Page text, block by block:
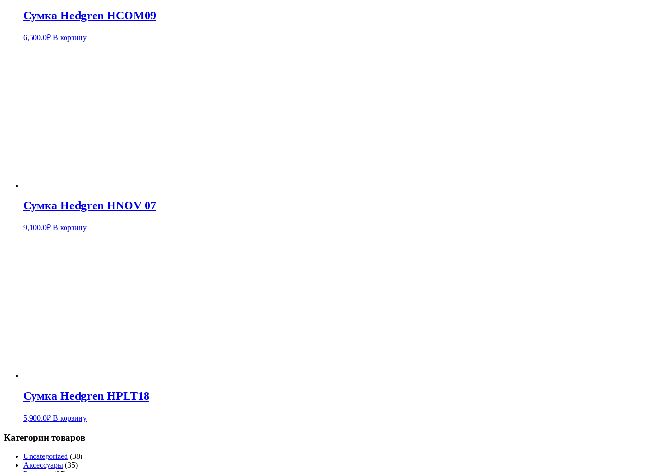
Сумка Hedgren HCOM09
6,500.0₽ В корзину
Сумка Hedgren HNOV 07
9,100.0₽ В корзину
Сумка Hedgren HPLT18
5,900.0₽ В корзину
Категории товаров
Uncategorized (38)
Аксессуары (35)